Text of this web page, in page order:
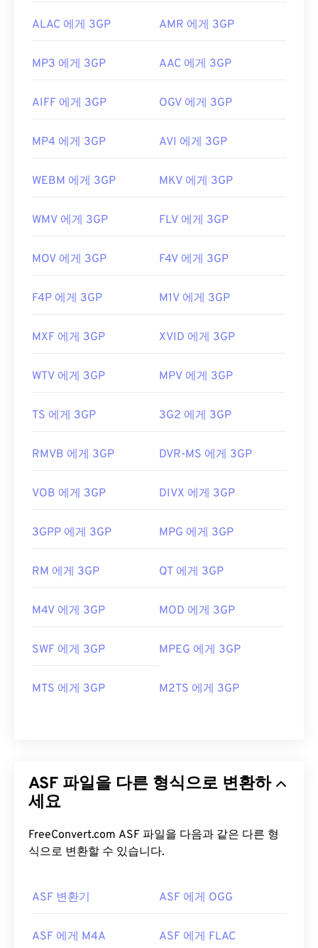
00 00 00
00 00 00
ALAC 에게 3GP AMR 에게 3GP
MP3 에게 3GP AAC 에게 3GP
AIFF 에게 3GP OGV 에게 3GP
MP4 에게 3GP AVI 에게 3GP
WEBM 에게 3GP MKV 에게 3GP
WMV 에게 3GP FLV 에게 3GP
MOV 에게 3GP F4V 에게 3GP
F4P 에게 3GP M1V 에게 3GP
MXF 에게 3GP XVID 에게 3GP
WTV 에게 3GP MPV 에게 3GP
TS 에게 3GP 3G2 에게 3GP
RMVB 에게 3GP DVR-MS 에게 3GP
VOB 에게 3GP DIVX 에게 3GP
3GPP 에게 3GP MPG 에게 3GP
RM 에게 3GP QT 에게 3GP
M4V 에게 3GP MOD 에게 3GP
SWF 에게 3GP MPEG 에게 3GP
MTS 에게 3GP M2TS 에게 3GP
ASF 파일을 다른 형식으로 변환하
세요
FreeConvert.com ASF 파일을 다음과 같은 다른 형
식으로 변환할 수 있습니다.
ASF 변환기 ASF 에게 OGG
ASF 에게 M4A ASF 에게 FLAC